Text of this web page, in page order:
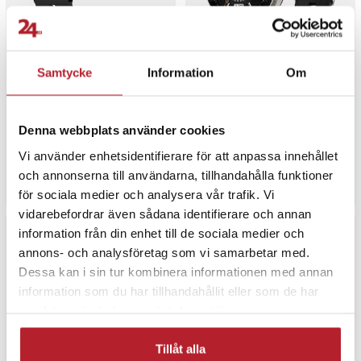
Samtycke Information Om
Denna webbplats använder cookies
Vi använder enhetsidentifierare för att anpassa innehållet
och annonserna till användarna, tillhandahålla funktioner
för sociala medier och analysera vår trafik. Vi
vidarebefordrar även sådana identifierare och annan
information från din enhet till de sociala medier och
annons- och analysföretag som vi samarbetar med.
Dessa kan i sin tur kombinera informationen med annan
information som du har tillhandahållit eller som de har
Tillåt alla
Silikonarmband Havsband
till Apple Watch Ultra -
7
Tillfälligt slut, lev. tid ej bekräftad.
Silikonarmband till Huawei
I lager, levereras inom 1-2 vardagar